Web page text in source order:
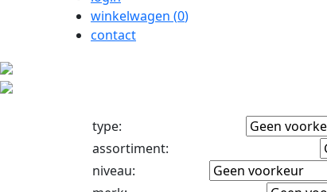
winkelwagen (0)
contact
type:
assortiment:
niveau: